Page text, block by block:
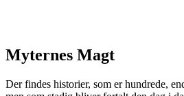
Myternes Magt
Der findes historier, som er hundrede,